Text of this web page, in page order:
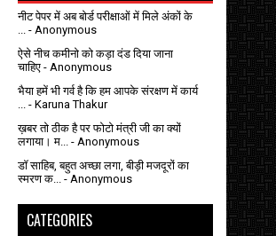
नीट पेपर में अब बोर्ड परीक्षाओं में मिले अंकों के
- Anonymous
ऐसे नीच कमीनो को कड़ा दंड दिया जाना
चाहिए - Anonymous
भैया हमें भी गर्व है कि हम आपके संरक्षण में कार्य
- Karuna Thakur
ख़बर तो ठीक है पर फोटो मंत्री जी का क्यों
लगाया। म...
- Anonymous
डॉ साहिब, बहुत अच्छा लगा, बीड़ी मजदूरों का
स्मरण क...
- Anonymous
CATEGORIES